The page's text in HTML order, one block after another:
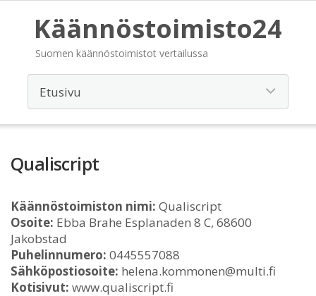
Käännöstoimisto24
Suomen käännöstoimistot vertailussa
Qualiscript
Käännöstoimiston nimi: Qualiscript
Osoite: Ebba Brahe Esplanaden 8 C, 68600
Jakobstad
Puhelinnumero: 0445557088
Sähköpostiosoite: helena.kommonen@multi.fi
Kotisivut: www.qualiscript.fi